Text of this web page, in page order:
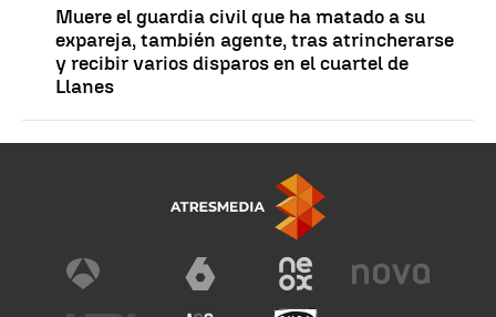
Muere el guardia civil que ha matado a su
expareja, también agente, tras atrincherarse
y recibir varios disparos en el cuartel de
Llanes